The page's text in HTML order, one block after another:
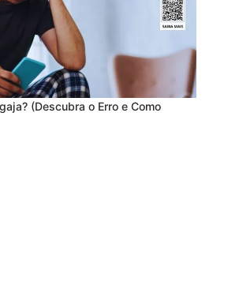
(Descubra o Erro e Como